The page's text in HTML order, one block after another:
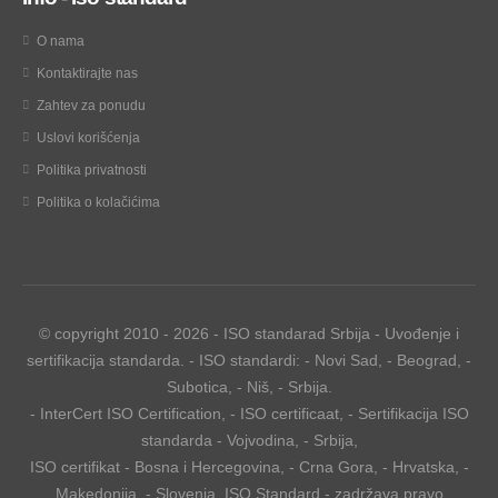
O nama
Kontaktirajte nas
Zahtev za ponudu
Uslovi korišćenja
Politika privatnosti
Politika o kolačićima
© copyright 2010 - 2026 - ISO standarad Srbija - Uvođenje i
sertifikacija standarda. - ISO standardi: - Novi Sad, - Beograd, -
Subotica, - Niš, - Srbija.
- InterCert ISO Certification, - ISO certificaat, - Sertifikacija ISO
standarda- Vojvodina, - Srbija,
ISO certifikat - Bosna i Hercegovina, - Crna Gora, - Hrvatska, -
Makedonija - Slovenia. ISO Standard - zadržava pravo